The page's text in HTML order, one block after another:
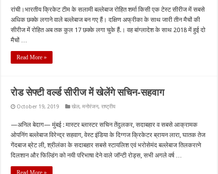
रांची।भारतीय क्रिकेट टीम के सलामी बल्लेबाज रोहित शर्मा किसी एक टेस्ट सीरीज में सबसे
अधिक छक्के लगाने वाले बल्लेबाज बन गए हैं। दक्षिण अफ्रीका के साथ जारी तीन मैचों की
सीरीज में रोहित अब तक कुल 17 छक्के लगा चुके हैं.। वह बांग्लादेश के साथ 2018 में हुई दो
मैचों …
Read More »
रोड सेफ्टी वर्ल्ड सीरीज में खेलेंगे सचिन-सहवाग
October 19, 2019 खेल,मनोरंजन,राष्ट्रीय
—अनिल बेदाग— मुंबई : मास्टर ब्लास्टर सचिन तेंदुलकर, सदाबहार व सबसे आक्रामक
ओपनिंग बल्लेबाज विरेन्द्र सहवाग, वेस्ट इंडिया के दिग्गज क्रिकेटर ब्रायन लारा, घातक तेज
गेंदबाज ब्रेट ली, श्रीलंका के सदाबहार सबसे स्टायलिश एवं भरोसेमंद बल्लेबाज तिलकरत्ने
दिलशान और फिल्डिंग को नयी परिभाषा देने वाले जॉन्टी रोड्स, सभी अगले वर्ष …
Read More »